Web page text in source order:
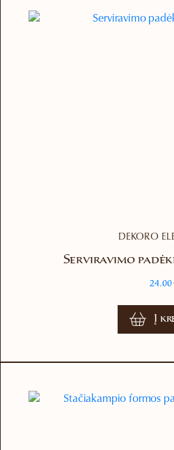
DEKORO
Serviravimo
24.00
Į